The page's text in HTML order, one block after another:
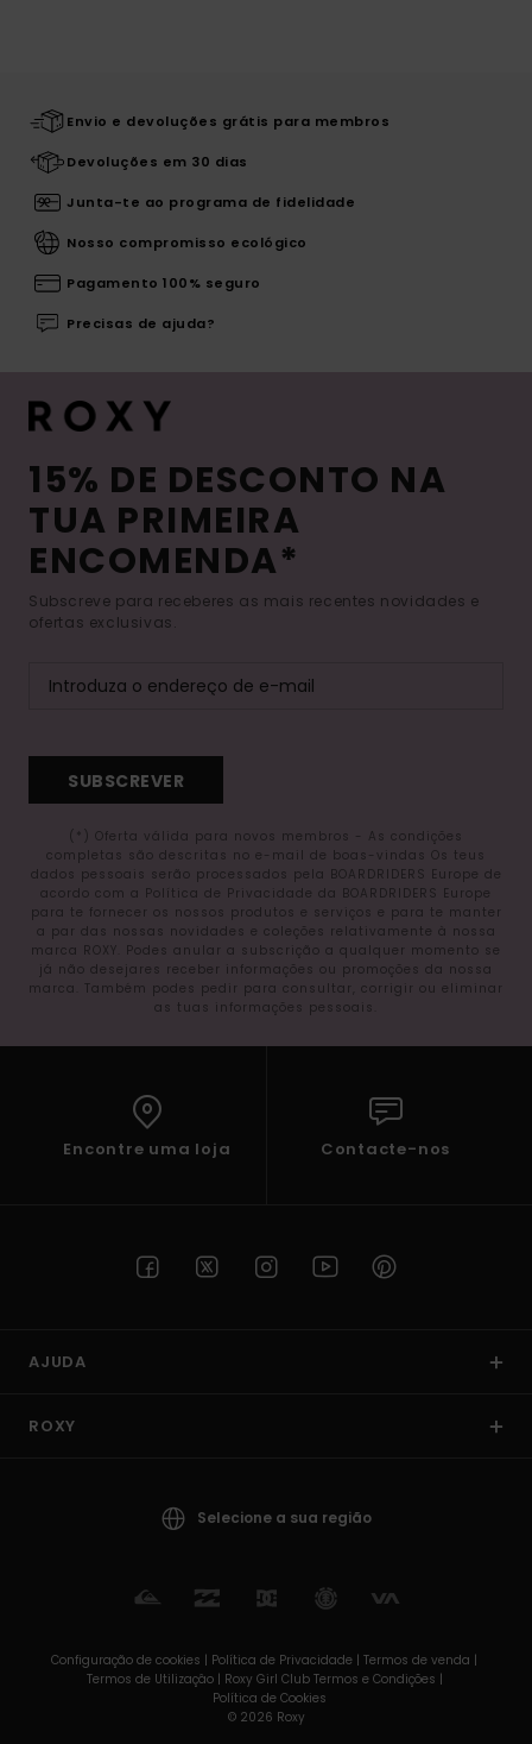
Envio e devoluções grátis para membros
Devoluções em 30 dias
Junta-te ao programa de fidelidade
Nosso compromisso ecológico
Pagamento 100% seguro
Precisas de ajuda?
15% DE DESCONTO NA
TUA PRIMEIRA
ENCOMENDA*
Subscreve para receberes as mais recentes novidades e
ofertas exclusivas.
SUBSCREVER
(*) Oferta válida para novos membros - As condições
completas são descritas no e-mail de boas-vindas Os teus
dados pessoais serão processados pela BOARDRIDERS Europe de
acordo com a Política de Privacidade da BOARDRIDERS Europe
para te fornecer os nossos produtos e serviços e para te manter
a par das nossas novidades e coleções relativamente à nossa
marca ROXY. Podes anular a subscrição a qualquer momento se
já não desejares receber informações ou promoções da nossa
marca. Também podes pedir para consultar, corrigir ou eliminar
as tuas informações pessoais.
Encontre uma loja Contacte-nos
AJUDA
ROXY
Selecione a sua região
Configuração de cookies | Política de Privacidade | Termos de venda |
Termos de Utilizaçâo | Roxy Girl Club Termos e Condições |
Política de Cookies
© 2026 Roxy